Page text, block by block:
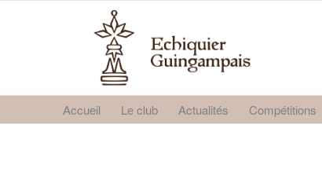
Accueil Le club Actualités Compétitions